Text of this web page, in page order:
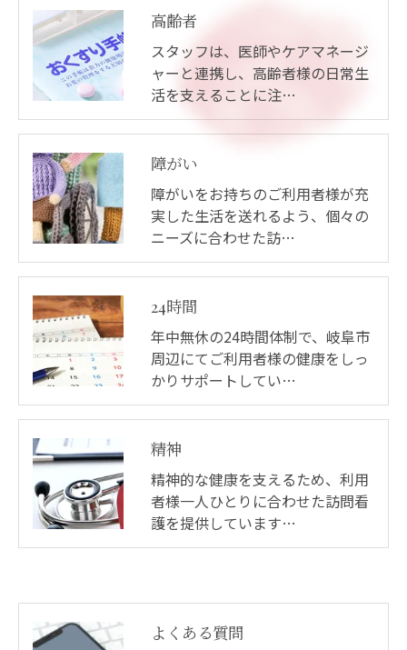
高齢者
スタッフは、医師やケアマネージ
ャーと連携し、高齢者様の日常生
活を支えることに注…
障がい
障がいをお持ちのご利用者様が充
実した生活を送れるよう、個々の
ニーズに合わせた訪…
24時間
年中無休の24時間体制で、岐阜市
周辺にてご利用者様の健康をしっ
かりサポートしてい…
精神
精神的な健康を支えるため、利用
者様一人ひとりに合わせた訪問看
護を提供しています…
よくある質問